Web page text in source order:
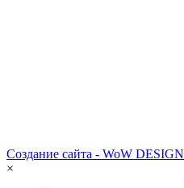
Создание сайта - WoW DESIGN
×